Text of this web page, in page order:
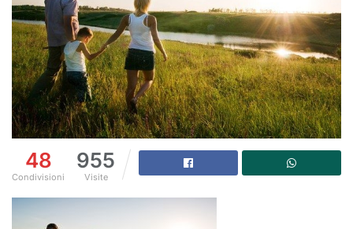
48
Condivisioni
955
Visite